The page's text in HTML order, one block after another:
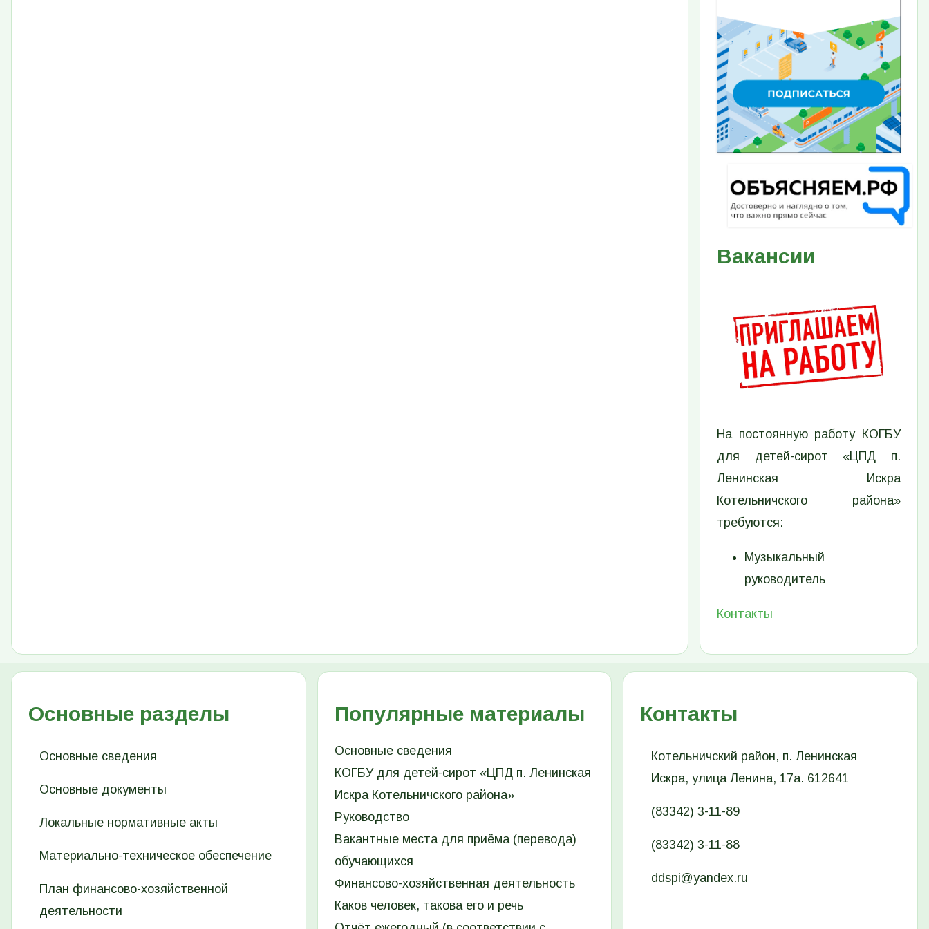
Вакансии
На постоянную работу КОГБУ
для детей-сирот «ЦПД п.
Ленинская Искра
Котельничского района»
требуются:
Музыкальный
руководитель
Контакты
Основные разделы
Основные сведения
Основные документы
Локальные нормативные акты
Материально-техническое обеспечение
План финансово-хозяйственной
деятельности
Популярные материалы
Основные сведения
КОГБУ для детей-сирот «ЦПД п. Ленинская
Искра Котельничского района»
Руководство
Вакантные места для приёма (перевода)
обучающихся
Финансово-хозяйственная деятельность
Каков человек, такова его и речь
Контакты
Котельничский район, п. Ленинская
Искра, улица Ленина, 17а. 612641
(83342) 3-11-89
(83342) 3-11-88
ddspi@yandex.ru